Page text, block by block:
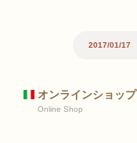
2017/01/17
オンラインショップ
Online Shop